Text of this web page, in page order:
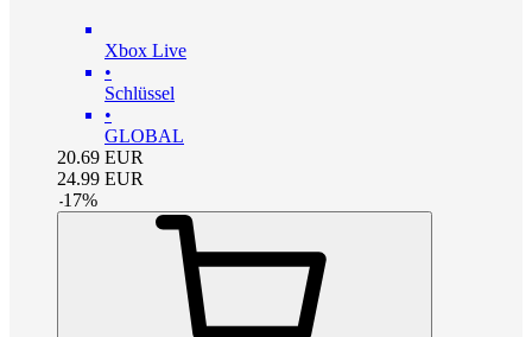
Xbox Live
•
Schlüssel
•
GLOBAL
20.69 EUR
24.99 EUR
-17%